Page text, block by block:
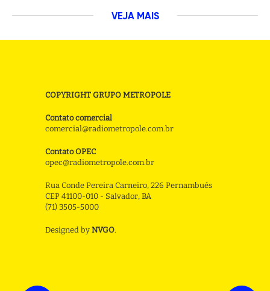
VEJA MAIS
COPYRIGHT GRUPO METROPOLE
Contato comercial
comercial@radiometropole.com.br
Contato OPEC
opec@radiometropole.com.br
Rua Conde Pereira Carneiro, 226 Pernambués
CEP 41100-010 - Salvador, BA
(71) 3505-5000
Designed by NVGO.